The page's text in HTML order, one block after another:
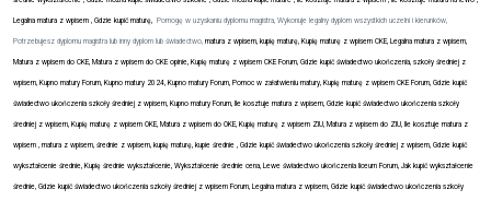
Legalna matura z wpisem , Gdzie kupić maturę, Pomogę w uzyskaniu dyplomu magistra, Wykonuje legalny dyplom wszystkich uczelni i kierunków,
Potrzebujesz dyplomu magistra lub inny dyplom lub świadectwo, matura z wpisem, kupię maturę, Kupię maturę z wpisem CKE, Legalna matura z wpisem,
Matura z wpisem do CKE, Matura z wpisem do CKE opinie, Kupię maturę z wpisem CKE Forum, Gdzie kupić świadectwo ukończenia, szkoły średniej z
wpisem, Kupno matury Forum, Kupno matury 2024, Kupno matury Forum, Pomoc w załatwieniu matury, Kupię maturę z wpisem CKE Forum, Gdzie kupić
świadectwo ukończenia szkoły średniej z wpisem, Kupno matury Forum, Ile kosztuje matura z wpisem, Gdzie kupić świadectwo ukończenia szkoły
średniej z wpisem, Kupię maturę z wpisem OKE, Matura z wpisem do OKE, Kupię maturę z wpisem ZIU, Matura z wpisem do ZIU, Ile kosztuje matura z
wpisem , matura z wpisem, średnie z wpisem, kupię maturę, kupie średnie , Gdzie kupić świadectwo ukończenia szkoły średniej z wpisem, Gdzie kupić
wykształcenie średnie, Kupię średnie wykształcenie, Wykształcenie średnie cena, Lewe świadectwo ukończenia liceum Forum, Jak kupić wykształcenie
średnie, Gdzie kupić świadectwo ukończenia szkoły średniej z wpisem Forum, Legalna matura z wpisem, Gdzie kupić świadectwo ukończenia szkoły